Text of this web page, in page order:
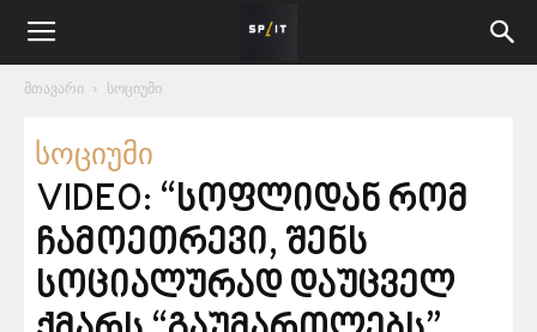
მთავარი სოციუმი
სოციუმი
VIDEO: “სოფლიდან რომ
ჩამოეთრევი, შენს
სოციალურად დაუცველ